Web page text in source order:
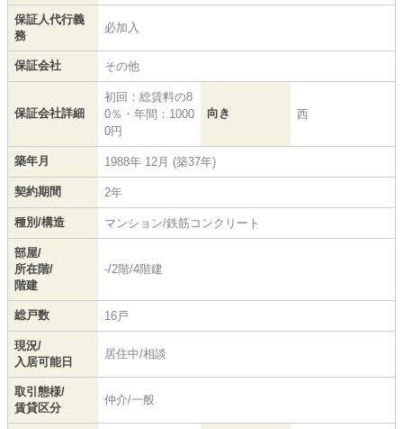
保証人代行義
務
必加入
保証会社 その他
保証会社詳細
初回：総賃料の8
0％・年間：1000
0円
向き 西
築年月 1988年 12月 (築37年)
契約期間 2年
種別/構造 マンション/鉄筋コンクリート
部屋/
所在階/
階建
-/2階/4階建
総戸数 16戸
現況/
入居可能日
居住中/相談
取引態様/
賃貸区分
仲介/一般